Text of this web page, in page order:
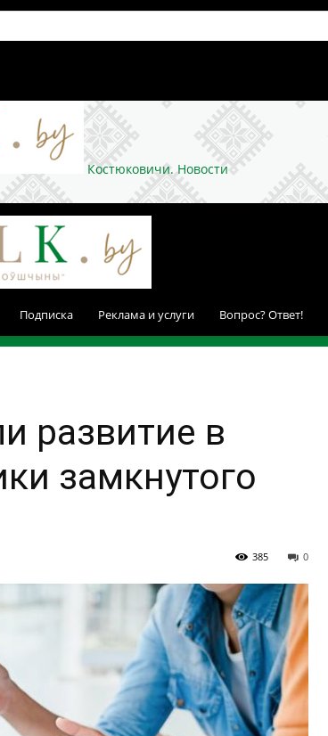
Костюковичи. Новости
Подписка Реклама и услуги Вопрос? Ответ!
развитие в
замкнутого
0
385